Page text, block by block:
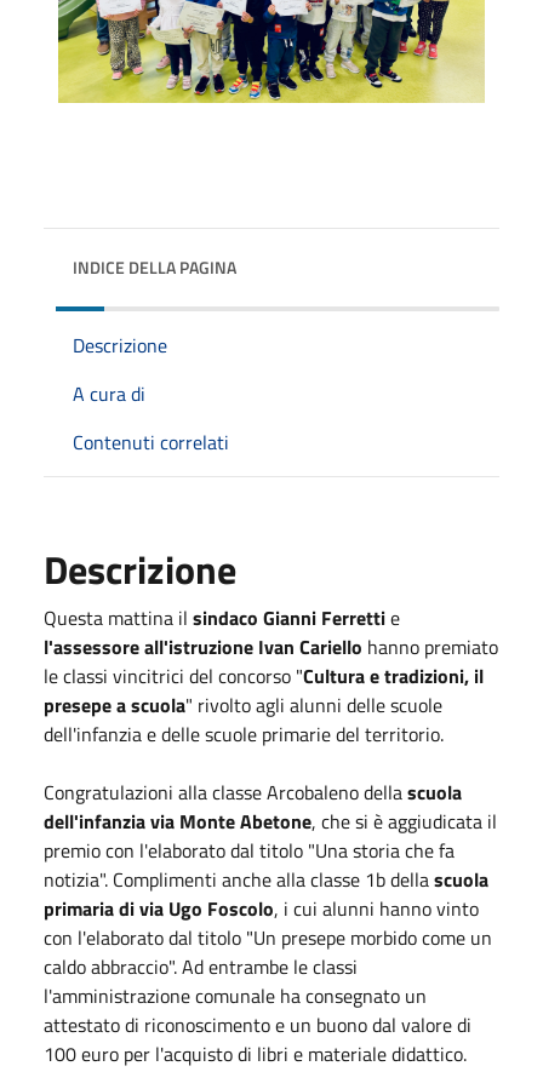
INDICE DELLA PAGINA
Descrizione
A cura di
Contenuti correlati
Descrizione
Questa mattina il sindaco Gianni Ferrettie
l'assessore all'istruzione Ivan Cariello hanno premiato
le classi vincitrici del concorso "Cultura e tradizioni, il
presepe a scuola" rivolto agli alunni delle scuole
dell'infanzia e delle scuole primarie del territorio.
Congratulazioni alla classe Arcobaleno dellascuola
dell'infanzia via Monte Abetone, che si è aggiudicata il
premio con l'elaborato dal titolo "Una storia che fa
notizia". Complimenti anche alla classe 1b dellascuola
primaria di via Ugo Foscolo, i cui alunni hanno vinto
con l'elaborato dal titolo "Un presepe morbido come un
caldo abbraccio". Ad entrambe le classi
l'amministrazione comunale ha consegnato un
attestato di riconoscimento e un buono dal valore di
100 euro per l'acquisto di libri e materiale didattico.